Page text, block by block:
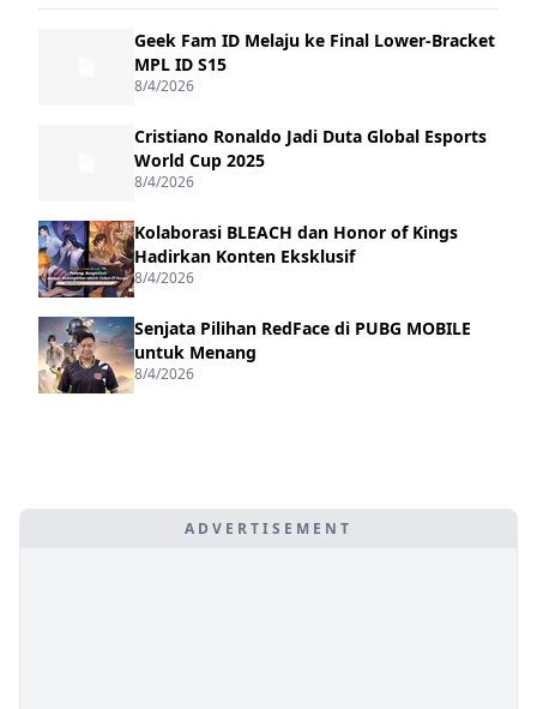
Geek Fam ID Melaju ke Final Lower-Bracket
MPL ID S15
8/4/2026
Cristiano Ronaldo Jadi Duta Global Esports
World Cup 2025
8/4/2026
Kolaborasi BLEACH dan Honor of Kings
Hadirkan Konten Eksklusif
8/4/2026
Senjata Pilihan RedFace di PUBG MOBILE
untuk Menang
8/4/2026
ADVERTISEMENT